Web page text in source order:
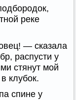
реке
— сказала
распусти у
стянут мой
клубок.
спине у